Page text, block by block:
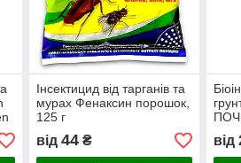
Інсектицид від тарганів та
мурах Фенаксин порошок,
125 г
від 44₴ від